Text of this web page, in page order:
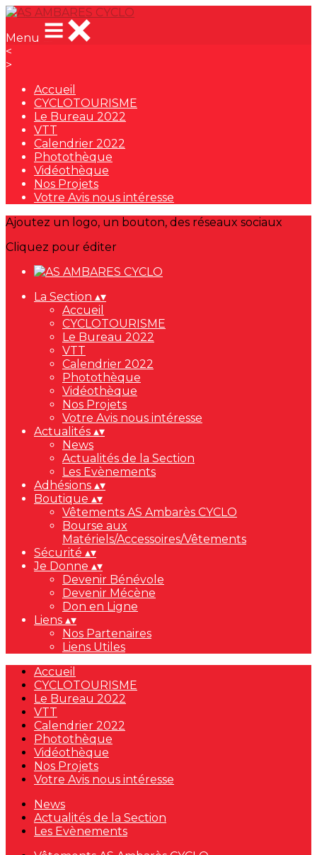
Menu
<
>
Accueil
CYCLOTOURISME
Le Bureau 2022
VTT
Calendrier 2022
Photothèque
Vidéothèque
Nos Projets
Votre Avis nous intéresse
Ajoutez un logo, un bouton, des réseaux sociaux
Cliquez pour éditer
La Section ▴▾
Accueil
CYCLOTOURISME
Le Bureau 2022
VTT
Calendrier 2022
Photothèque
Vidéothèque
Nos Projets
Votre Avis nous intéresse
Actualités ▴▾
News
Actualités de la Section
Les Evènements
Adhésions ▴▾
Boutique ▴▾
Vêtements AS Ambarès CYCLO
Bourse aux
Matériels/Accessoires/Vêtements
Sécurité ▴▾
Je Donne ▴▾
Devenir Bénévole
Devenir Mécène
Don en Ligne
Liens ▴▾
Nos Partenaires
Liens Utiles
Accueil
CYCLOTOURISME
Le Bureau 2022
VTT
Calendrier 2022
Photothèque
Vidéothèque
Nos Projets
Votre Avis nous intéresse
News
Actualités de la Section
Les Evènements